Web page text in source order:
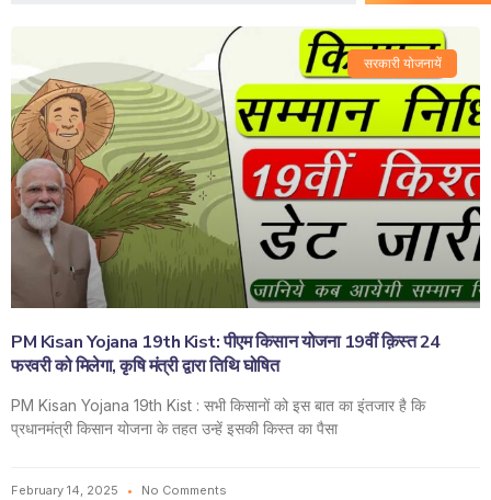
सरकारी योजनायें
PM Kisan Yojana 19th Kist: पीएम किसान योजना 19वीं क़िस्त 24
फरवरी को मिलेगा, कृषि मंत्री द्वारा तिथि घोषित
PM Kisan Yojana 19th Kist : सभी किसानों को इस बात का इंतजार है कि
प्रधानमंत्री किसान योजना के तहत उन्हें इसकी किस्त का पैसा
February 14, 2025 No Comments